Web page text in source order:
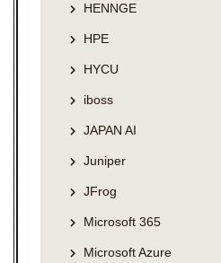
HENNGE
HPE
HYCU
iboss
JAPAN AI
Juniper
JFrog
Microsoft 365
Microsoft Azure